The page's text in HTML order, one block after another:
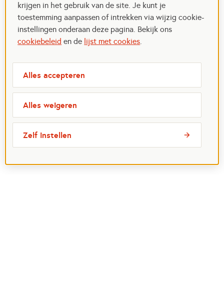
krijgen in het gebruik van de site. Je kunt je
toestemming aanpassen of intrekken via wijzig cookie-
instellingen onderaan deze pagina. Bekijk ons
cookiebeleid en de lijst met cookies.
Alles accepteren
Alles weigeren
Zelf instellen